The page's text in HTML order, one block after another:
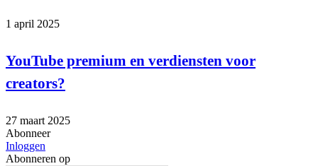
1 april 2025
YouTube premium en verdiensten voor
creators?
27 maart 2025
Abonneer
Inloggen
Abonneren op